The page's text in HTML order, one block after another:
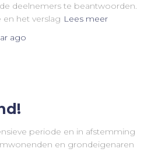
deelnemers te beantwoorden.
het verslag Lees meer
ago
periode en in afstemming
en grondeigenaren